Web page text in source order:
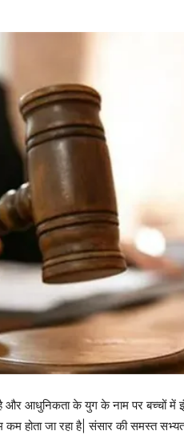
है और आधुनिकता के युग के नाम पर बच्चों में
होता जा रहा है| संसार की समस्त